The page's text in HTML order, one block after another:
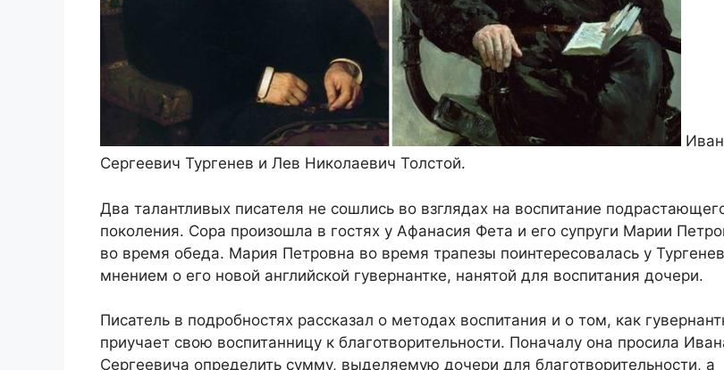
Иван
Сергеевич Тургенев и Лев Николаевич Толстой.
Два талантливых писателя не сошлись во взглядах на воспитание
поколения. Сора произошла в гостях у Афанасия Фета и его супруги Марии
во время обеда. Мария Петровна во время трапезы поинтересовалась у
мнением о его новой английской гувернантке, нанятой для воспитания дочери.
Писатель в подробностях рассказал о методах воспитания и о том, как
приучает свою воспитанницу к благотворительности. Поначалу она просила
Сергеевича определить сумму, выделяемую дочери для благотворительности, а